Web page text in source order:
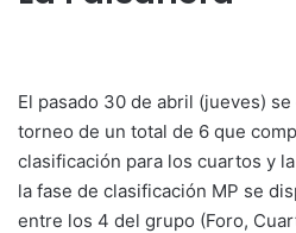
El pasado 30 de abril (jueves)
torneo de un total de 6 que
clasificación para los cuartos y
la fase de clasificación MP se
entre los 4 del grupo (Foro,